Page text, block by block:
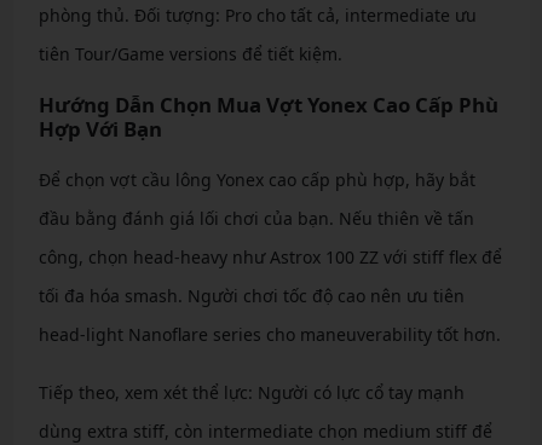
phòng thủ. Đối tượng: Pro cho tất cả, intermediate ưu
tiên Tour/Game versions để tiết kiệm.
Hướng Dẫn Chọn Mua Vợt Yonex Cao Cấp Phù
Hợp Với Bạn
Để chọn vợt cầu lông Yonex cao cấp phù hợp, hãy bắt
đầu bằng đánh giá lối chơi của bạn. Nếu thiên về tấn
công, chọn head-heavy như Astrox 100 ZZ với stiff flex để
tối đa hóa smash. Người chơi tốc độ cao nên ưu tiên
head-light Nanoflare series cho maneuverability tốt hơn.
Tiếp theo, xem xét thể lực: Người có lực cổ tay mạnh
dùng extra stiff, còn intermediate chọn medium stiff để